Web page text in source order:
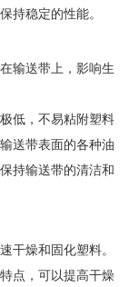
持稳定的性能。
输送带上，影响生
低，不易粘附塑料
送带表面的各种油
持输送带的清洁和
干燥和固化塑料。
点，可以提高干燥